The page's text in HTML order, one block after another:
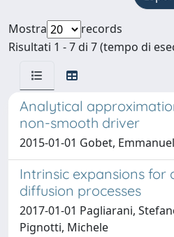
Mostra
records
Risultati 1 - 7 di 7 (tempo di
Analytical
non-smooth driver
2015-01-01 Gobet,
Intrinsic expansions for
diffusion processes
2017-01-01 Pagliarani,
Pignotti, Michele